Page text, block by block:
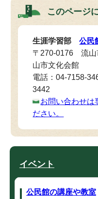
このページ
生涯学習部公民
〒270-0176 流
山市文化会館
電話：04-7158-
3442
お問い合わせは
ださい。
イベント
公民館の講座や教室